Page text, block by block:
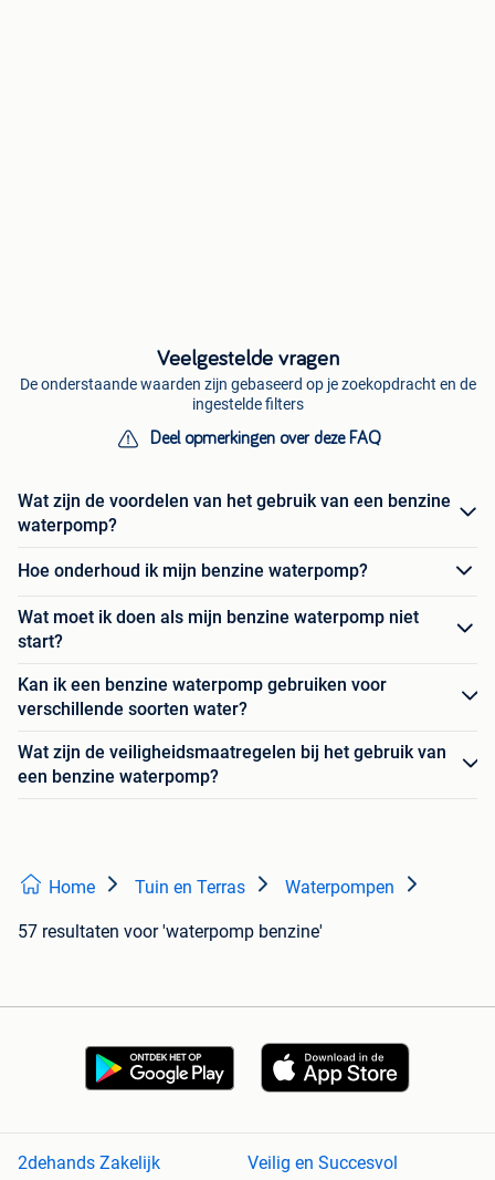
Veelgestelde vragen
De onderstaande waarden zijn gebaseerd op je zoekopdracht en de
ingestelde filters
Deel opmerkingen over deze FAQ
Wat zijn de voordelen van het gebruik van een benzine
waterpomp?
Hoe onderhoud ik mijn benzine waterpomp?
Wat moet ik doen als mijn benzine waterpomp niet
start?
Kan ik een benzine waterpomp gebruiken voor
verschillende soorten water?
Wat zijn de veiligheidsmaatregelen bij het gebruik van
een benzine waterpomp?
Home Tuin en Terras Waterpompen
57 resultaten voor 'waterpomp benzine'
2dehands Zakelijk Veilig en Succesvol